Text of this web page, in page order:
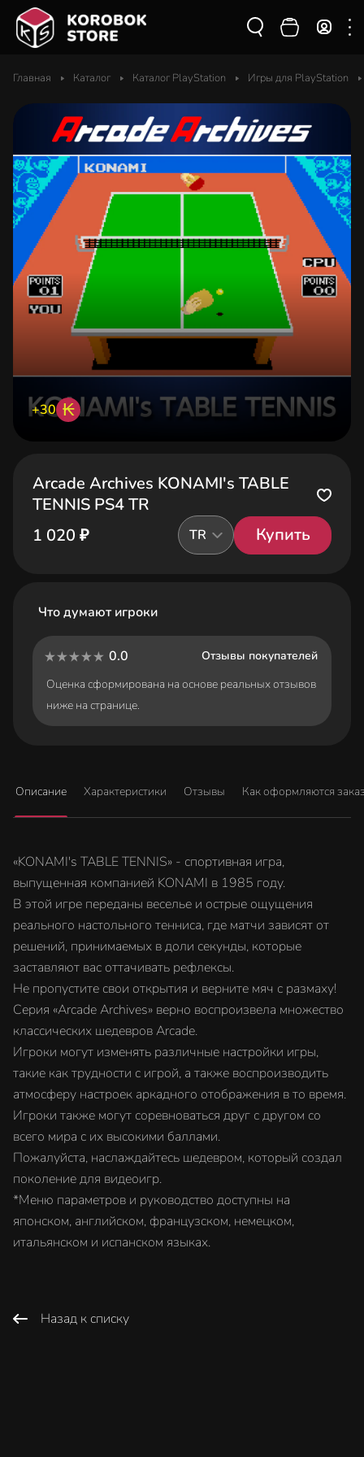
Главная Каталог Каталог PlayStation Игры для PlayStation
+30 ₭
Arcade Archives KONAMI's TABLE
TENNIS PS4 TR
1 020 ₽
TR Купить
Что думают игроки
0.0
Отзывы покупателей
Оценка сформирована на основе реальных отзывов
ниже на странице.
Описание Характеристики Отзывы Как оформляются
«KONAMI's TABLE TENNIS» - спортивная игра,
выпущенная компанией KONAMI в 1985 году.
В этой игре переданы веселье и острые ощущения
реального настольного тенниса, где матчи зависят от
решений, принимаемых в доли секунды, которые
заставляют вас оттачивать рефлексы.
Не пропустите свои открытия и верните мяч с размаху!
Серия «Arcade Archives» верно воспроизвела множество
классических шедевров Arcade.
Игроки могут изменять различные настройки игры,
такие как трудности с игрой, а также воспроизводить
атмосферу настроек аркадного отображения в то время.
Игроки также могут соревноваться друг с другом со
всего мира с их высокими баллами.
Пожалуйста, наслаждайтесь шедевром, который создал
поколение для видеоигр.
*Меню параметров и руководство доступны на
японском, английском, французском, немецком,
итальянском и испанском языках.
Назад к списку